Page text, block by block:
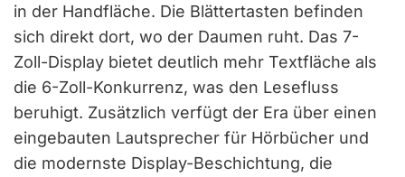
in der Handfläche. Die Blättertasten befinden
sich direkt dort, wo der Daumen ruht. Das 7-
Zoll-Display bietet deutlich mehr Textfläche als
die 6-Zoll-Konkurrenz, was den Lesefluss
beruhigt. Zusätzlich verfügt der Era über einen
eingebauten Lautsprecher für Hörbücher und
die modernste Display-Beschichtung, die